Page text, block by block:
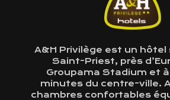
A&H Privilège est un hôtel
Saint-Priest, près
Groupama Stadium et
minutes du centre-ville.
chambres confortables